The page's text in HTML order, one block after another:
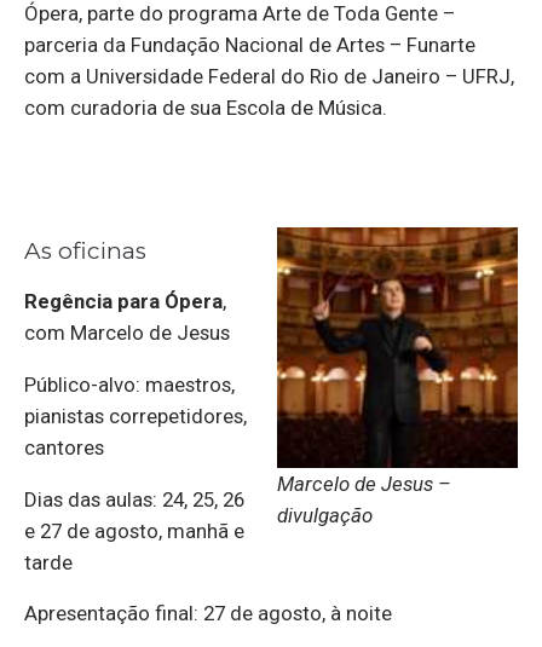
Ópera, parte do programa Arte de Toda Gente –
parceria da Fundação Nacional de Artes – Funarte
com a Universidade Federal do Rio de Janeiro – UFRJ,
com curadoria de sua Escola de Música.
Marcelo de Jesus –
divulgação
As oficinas
Regência para Ópera,
com Marcelo de Jesus
Público-alvo: maestros,
pianistas correpetidores,
cantores
Dias das aulas: 24, 25, 26
e 27 de agosto, manhã e
tarde
Apresentação final: 27 de agosto, à noite